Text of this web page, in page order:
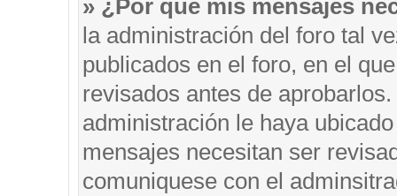
» ¿Por qué mis mensajes
la administración del foro tal
publicados en el foro, en el
revisados antes de
administración le haya
mensajes necesitan ser
comuniquese con el